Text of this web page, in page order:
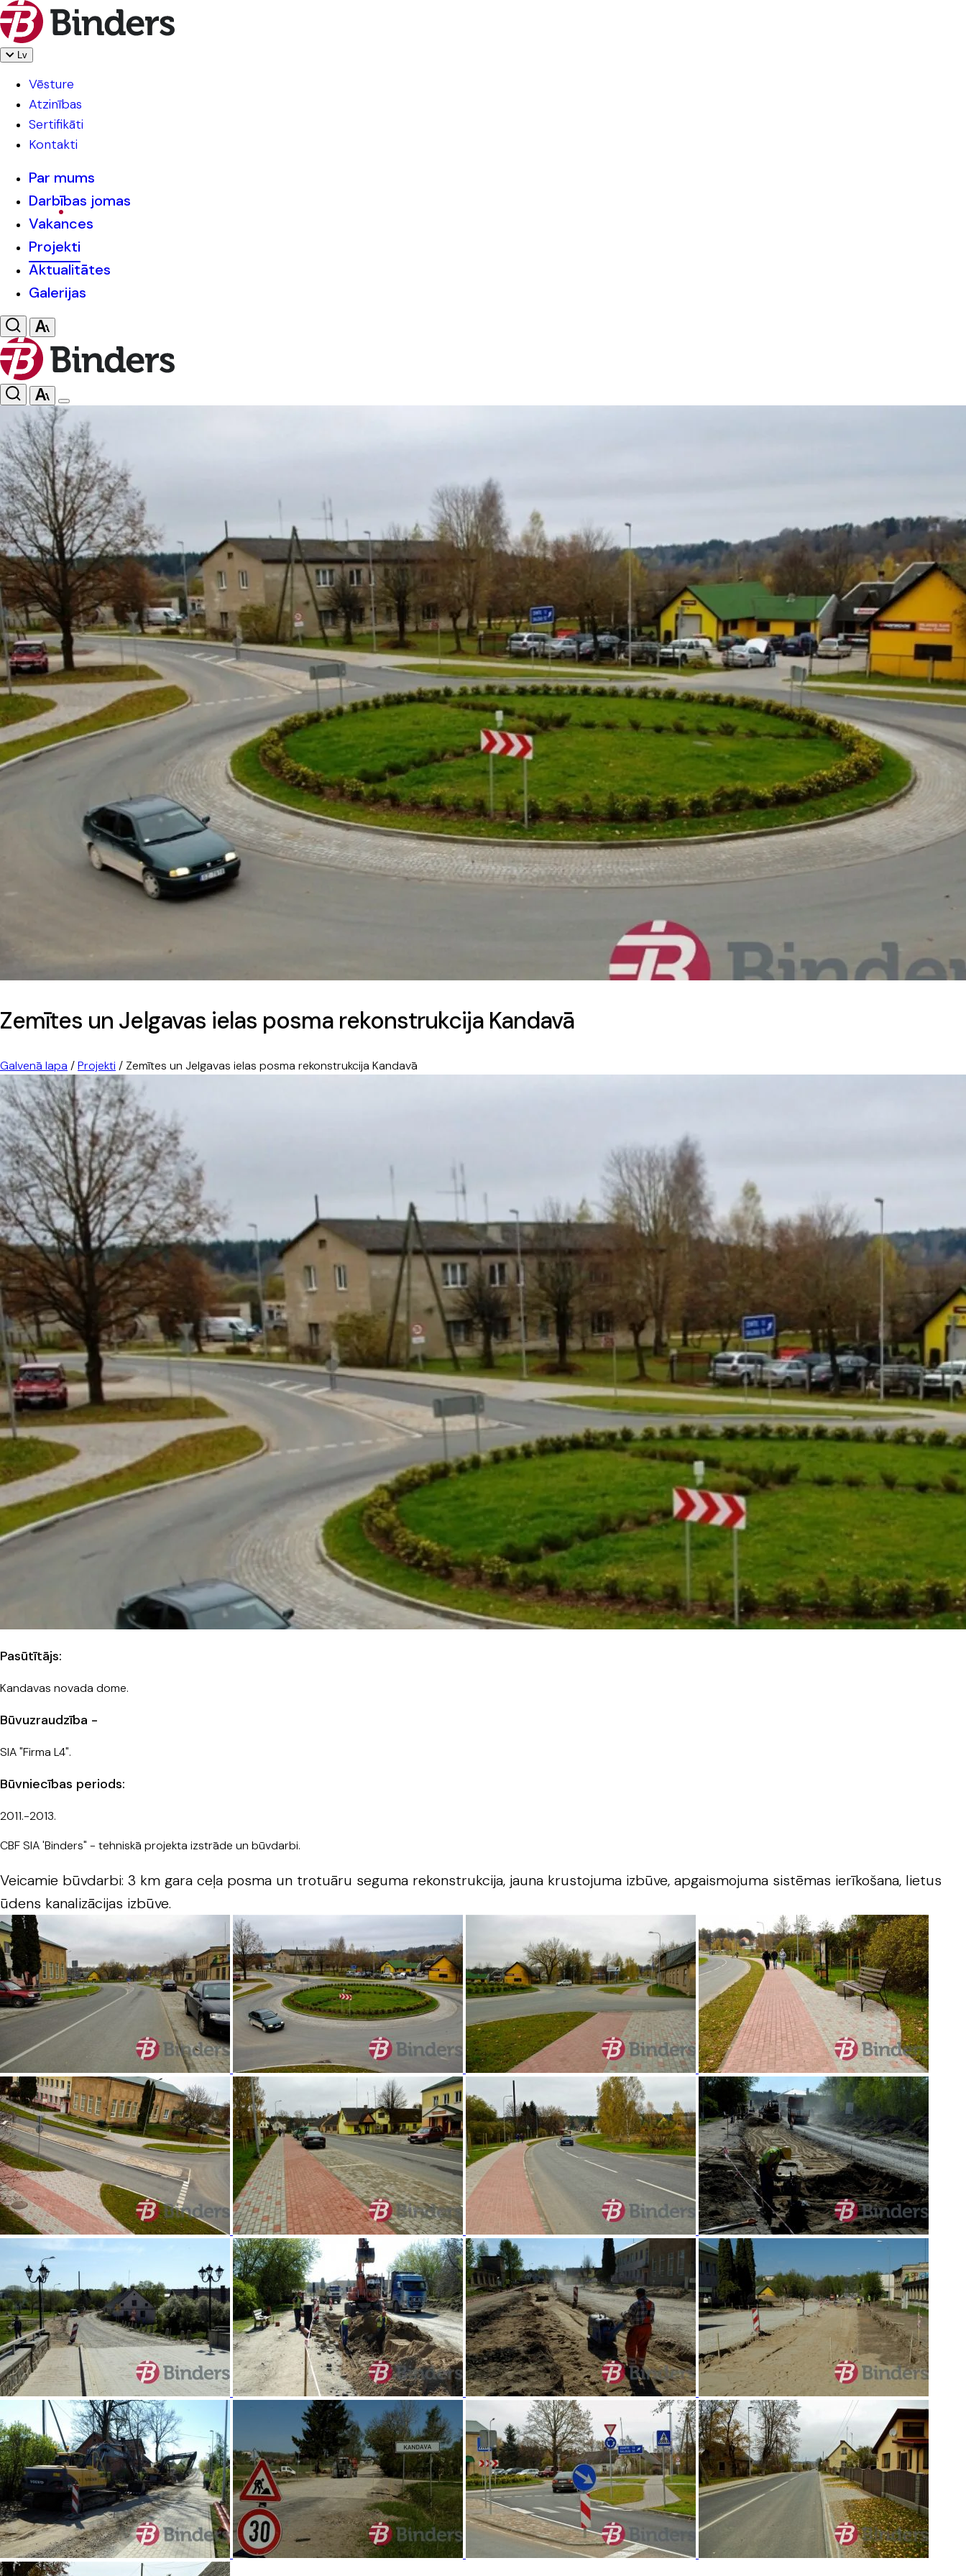
Lv
Vēsture
Atzinības
Sertifikāti
Kontakti
Par mums
Darbības jomas
Vakances
Projekti
Aktualitātes
Galerijas
Zemītes un Jelgavas ielas posma rekonstrukcija Kandavā
Galvenā lapa /Projekti / Zemītes un Jelgavas ielas posma rekonstrukcija Kandavā
Pasūtītājs:
Kandavas novada dome.
Būvuzraudzība -
SIA "Firma L4".
Būvniecības periods:
2011.-2013.
CBF SIA 'Binders" - tehniskā projekta izstrāde un būvdarbi.
Veicamie būvdarbi: 3 km gara ceļa posma un trotuāru seguma rekonstrukcija, jauna krustojuma izbūve, apgaismojuma sistēmas ierīkošana, lietus
ūdens kanalizācijas izbūve.